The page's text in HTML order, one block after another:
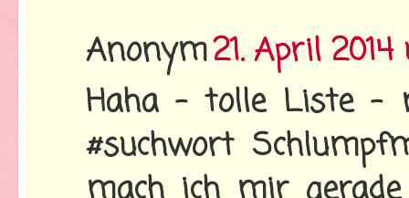
Anonym21. April
Haha - tolle Liste -
#suchwort